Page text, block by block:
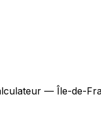
— Île-de-